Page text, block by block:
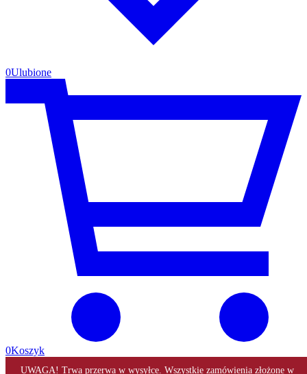
0Ulubione
0Koszyk